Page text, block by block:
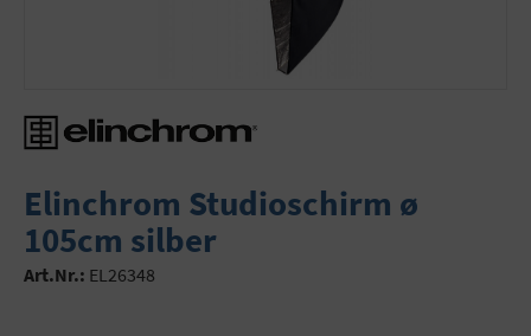
Elinchrom Studioschirm ø
105cm silber
Art.Nr.: EL26348